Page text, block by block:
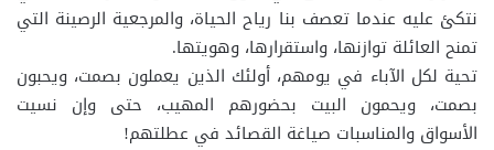
نتكئ عليه عندما تعصف بنا رياح الحياة، والمرجعية الرصينة التي
تمنح العائلة توازنها، واستقرارها، وهويتها.
تحية لكل الآباء في يومهم، أولئك الذين يعملون بصمت، ويحبون
بصمت، ويحمون البيت بحضورهم المهيب، حتى وإن نسيت
الأسواق والمناسبات صياغة القصائد في عطلتهم!